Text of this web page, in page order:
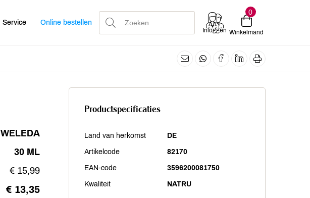
Service Online bestellen
Inloggen
0
Winkelmand
WELEDA
30 ML
€ 15,99
€ 13,35
Productspecificaties
Land van herkomst DE
Artikelcode 82170
EAN-code 3596200081750
Kwaliteit NATRU